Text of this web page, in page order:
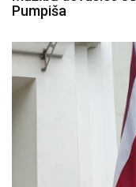
Pumpiša